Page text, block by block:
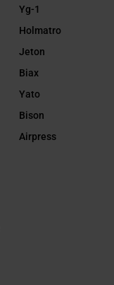
Yg-1
Holmatro
Jeton
Biax
Yato
Bison
Airpress